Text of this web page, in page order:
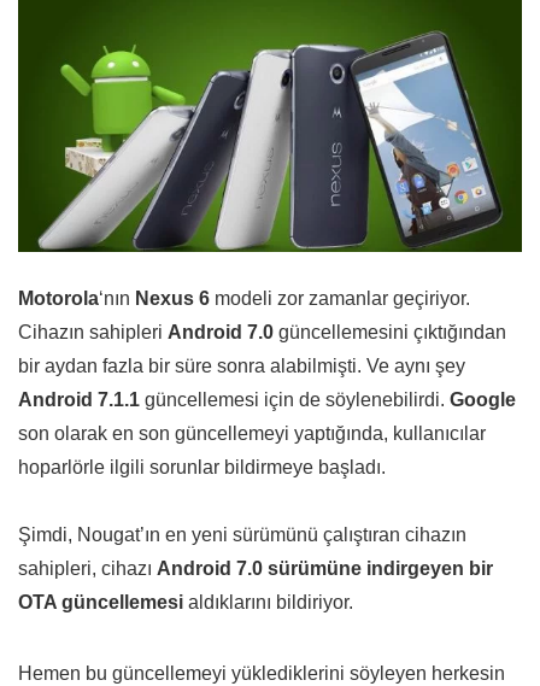
Motorola‘nın Nexus 6 modeli zor zamanlar geçiriyor.
Cihazın sahipleri Android 7.0 güncellemesini çıktığından
bir aydan fazla bir süre sonra alabilmişti. Ve aynı şey
Android 7.1.1 güncellemesi için de söylenebilirdi. Google
son olarak en son güncellemeyi yaptığında, kullanıcılar
hoparlörle ilgili sorunlar bildirmeye başladı.
Şimdi, Nougat’ın en yeni sürümünü çalıştıran cihazın
sahipleri, cihazı Android 7.0 sürümüne indirgeyen bir
OTA güncellemesi aldıklarını bildiriyor.
Hemen bu güncellemeyi yüklediklerini söyleyen herkesin